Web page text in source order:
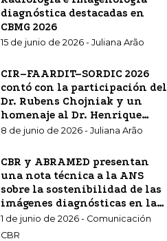
diagnóstica destacadas en
CBMG 2026
15 de junio de 2026 - Juliana Arão
CIR–FAARDIT–SORDIC 2026
contó con la participación del
Dr. Rubens Chojniak y un
homenaje al Dr. Henrique
Carrete Jr.
8 de junio de 2026 - Juliana Arão
CBR y ABRAMED presentan
una nota técnica a la ANS
sobre la sostenibilidad de las
imágenes diagnósticas en la
atención sanitaria
complementaria.
1 de junio de 2026 - Comunicación
CBR